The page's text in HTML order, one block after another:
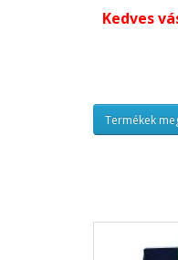
Kedves
Termékek